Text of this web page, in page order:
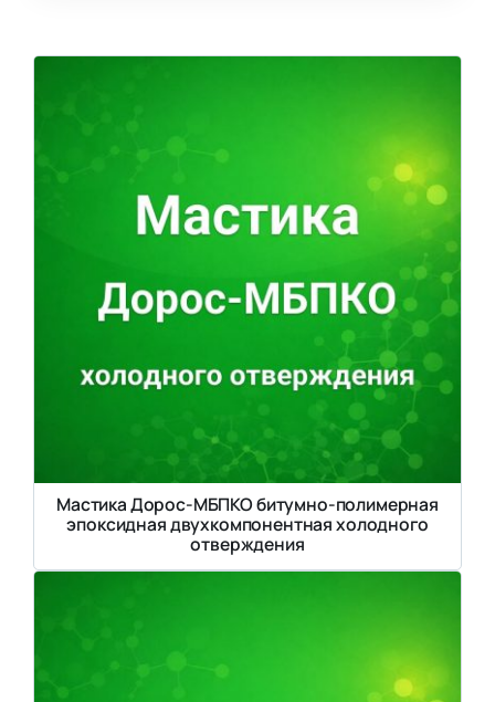
Мастика Дорос-МБПКО битумно-полимерная
эпоксидная двухкомпонентная холодного
отверждения